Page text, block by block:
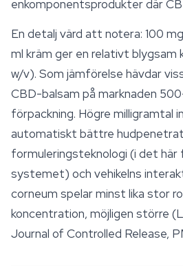
enkomponentsprodukter där
En detalj värd att notera: 100
ml kräm ger en relativt blygsam
w/v). Som jämförelse hävdar
CBD-balsam på marknaden
förpackning. Högre milligramtal
automatiskt bättre
formuleringsteknologi (i det här
systemet) och vehikelns
corneum spelar minst lika stor
koncentration, möjligen större
Journal of Controlled Release,